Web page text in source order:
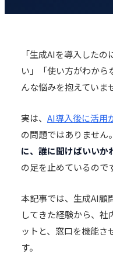
「生成AIを導入した
い」「使い方がわか
んな悩みを抱えていま
実は、 AI導入後に活用
の問題ではありません。
に、誰に聞けばいいか
の足を止めているので
本記事では、 生成AI顧
してきた経験から、社
ットと、窓口を機能さ
す。